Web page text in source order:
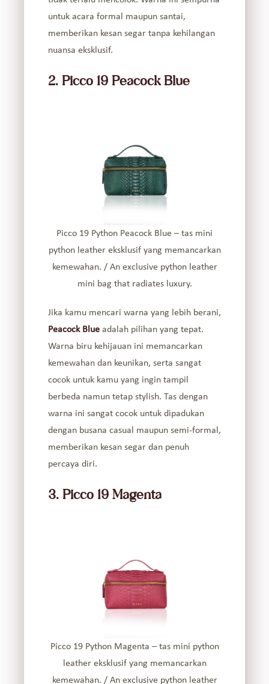
untuk acara formal maupun santai,
memberikan kesan segar tanpa kehilangan
nuansa eksklusif.
2. Picco 19 Peacock Blue
Picco 19 Python Peacock Blue – tas mini
python leather eksklusif yang memancarkan
kemewahan. / An exclusive python leather
mini bag that radiates luxury.
Jika kamu mencari warna yang lebih berani,
Peacock Blue adalah pilihan yang tepat.
Warna biru kehijauan ini memancarkan
kemewahan dan keunikan, serta sangat
cocok untuk kamu yang ingin tampil
berbeda namun tetap stylish. Tas dengan
warna ini sangat cocok untuk dipadukan
dengan busana casual maupun semi-formal,
memberikan kesan segar dan penuh
percaya diri.
3. Picco 19 Magenta
Picco 19 Python Magenta – tas mini python
leather eksklusif yang memancarkan
kemewahan. / An exclusive python leather